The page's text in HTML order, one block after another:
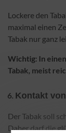
Lockere den
maximal einen
Tabak nur ganz
Wichtig: In
Tabak, meist
Kontakt
Der Tabak soll
Daher darf die